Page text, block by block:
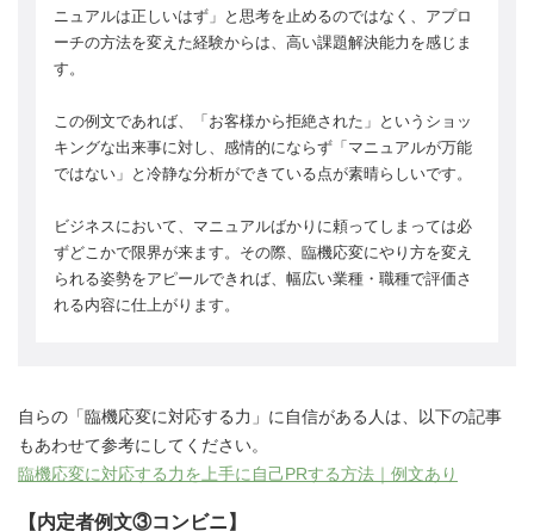
ニュアルは正しいはず」と思考を止めるのではなく、アプロ
ーチの方法を変えた経験からは、高い課題解決能力を感じま
す。
この例文であれば、「お客様から拒絶された」というショッ
キングな出来事に対し、感情的にならず「マニュアルが万能
ではない」と冷静な分析ができている点が素晴らしいです。
ビジネスにおいて、マニュアルばかりに頼ってしまっては必
ずどこかで限界が来ます。その際、臨機応変にやり方を変え
られる姿勢をアピールできれば、幅広い業種・職種で評価さ
れる内容に仕上がります。
自らの「臨機応変に対応する力」に自信がある人は、以下の記事
もあわせて参考にしてください。
臨機応変に対応する力を上手に自己PRする方法｜例文あり
【内定者例文③コンビニ】